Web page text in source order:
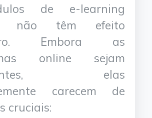
de e-learning
não têm efeito
Embora as
online sejam
elas
carecem de
cruciais: